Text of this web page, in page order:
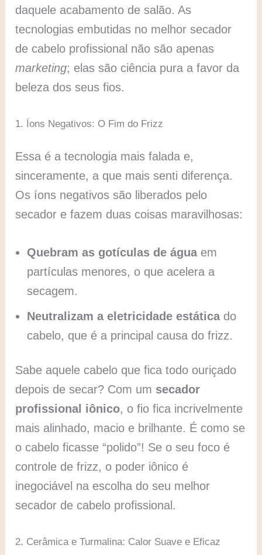
daquele acabamento de salão. As
tecnologias embutidas no melhor secador
de cabelo profissional não são apenas
marketing; elas são ciência pura a favor da
beleza dos seus fios.
1. Íons Negativos: O Fim do Frizz
Essa é a tecnologia mais falada e,
sinceramente, a que mais senti diferença.
Os íons negativos são liberados pelo
secador e fazem duas coisas maravilhosas:
Quebram as gotículas de águaem
partículas menores, o que acelera a
secagem.
Neutralizam a eletricidade estáticado
cabelo, que é a principal causa do frizz.
Sabe aquele cabelo que fica todo ouriçado
depois de secar? Com um secador
profissional iônico, o fio fica incrivelmente
mais alinhado, macio e brilhante. É como se
o cabelo ficasse “polido”! Se o seu foco é
controle de frizz, o poder iônico é
inegociável na escolha do seu melhor
secador de cabelo profissional.
2. Cerâmica e Turmalina: Calor Suave e Eficaz